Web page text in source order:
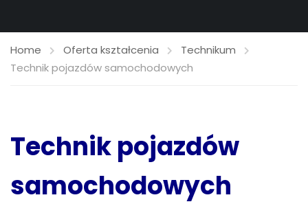
Home Oferta kształcenia
Technikum
Technik pojazdów samochodowych
Technik pojazdów
samochodowych